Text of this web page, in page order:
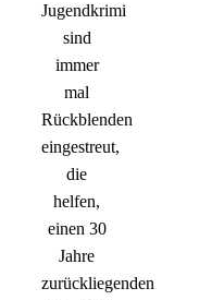
Jugendkrimi
sind
immer
mal
Rückblenden
eingestreut,
die
helfen,
einen 30
Jahre
zurückliegenden